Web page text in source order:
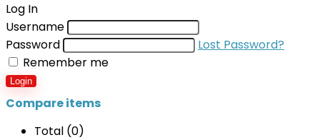
Log In
Username
Password
Lost Password?
Remember me
Login
Compare items
Total (0)